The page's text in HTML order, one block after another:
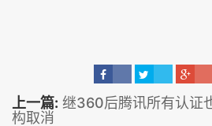
上一篇: 继360后腾讯所有认证
构取消